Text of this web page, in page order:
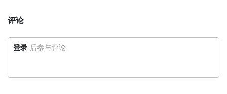
评论
登录 后参与评论